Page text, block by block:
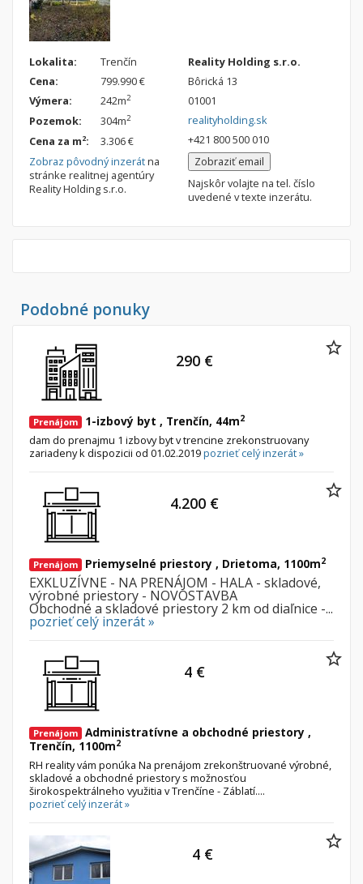
Lokalita:
Trenčín
Cena:
799.990 €
Výmera:
242m2
Pozemok: 304m2
Cena za m2:
3.306 €
Zobraz pôvodný inzerátna
stránke realitnej agentúry
Reality Holding s.r.o.
Reality Holding s.r.o.
Bôrická 13
01001
realityholding.sk
+421 800 500 010
Zobraziť email
Najskôr volajte na tel. číslo
uvedené v texte inzerátu.
Podobné ponuky
Prenájom 1-izbový byt , Trenčín, 44m2
dam do prenajmu 1 izbovy byt v trencine zrekonstruovany
zariadeny k dispozicii od 01.02.2019pozrieť celý inzerát »
290 €
Prenájom Priemyselné priestory , Drietoma, 1100m2
EXKLUZÍVNE - NA PRENÁJOM - HALA - skladové,
výrobné priestory - NOVOSTAVBA
Obchodné a skladové priestory 2 km od diaľnice -...
pozrieť celý inzerát »
4.200 €
Prenájom Administratívne a obchodné priestory ,
Trenčín, 1100m2
RH reality vám ponúka Na prenájom zrekonštruované výrobné,
skladové a obchodné priestory s možnosťou
širokospektrálneho využitia v Trenčíne - Záblatí....
pozrieť celý inzerát »
4 €
4 €